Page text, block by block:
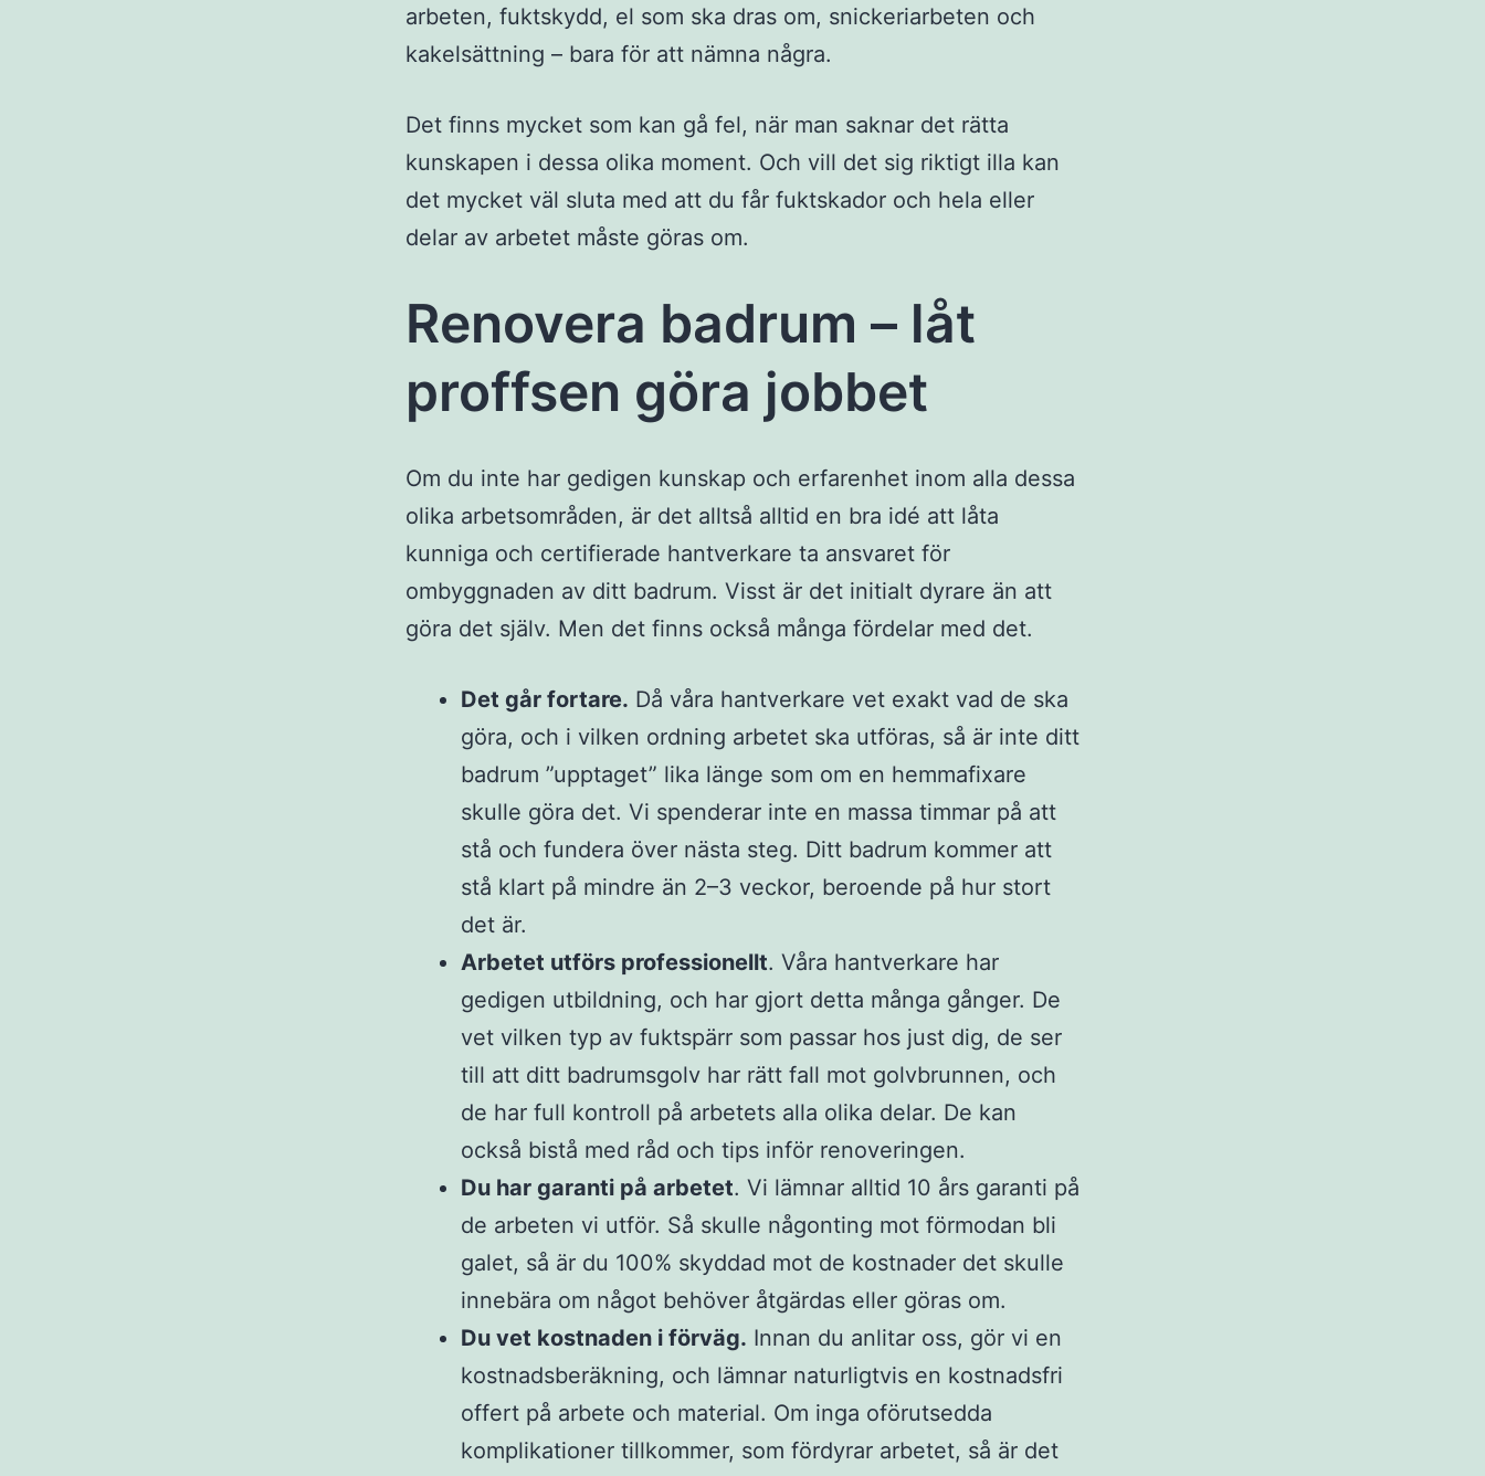
arbeten, fuktskydd, el som ska dras om, snickeriarbeten och
kakelsättning – bara för att nämna några.
Det finns mycket som kan gå fel, när man saknar det rätta
kunskapen i dessa olika moment. Och vill det sig riktigt illa kan
det mycket väl sluta med att du får fuktskador och hela eller
delar av arbetet måste göras om.
Renovera badrum – låt
proffsen göra jobbet
Om du inte har gedigen kunskap och erfarenhet inom alla dessa
olika arbetsområden, är det alltså alltid en bra idé att låta
kunniga och certifierade hantverkare ta ansvaret för
ombyggnaden av ditt badrum. Visst är det initialt dyrare än att
göra det själv. Men det finns också många fördelar med det.
Det går fortare. Då våra hantverkare vet exakt vad de ska
göra, och i vilken ordning arbetet ska utföras, så är inte ditt
badrum ”upptaget” lika länge som om en hemmafixare
skulle göra det. Vi spenderar inte en massa timmar på att
stå och fundera över nästa steg. Ditt badrum kommer att
stå klart på mindre än 2–3 veckor, beroende på hur stort
det är.
Arbetet utförs professionellt. Våra hantverkare har
gedigen utbildning, och har gjort detta många gånger. De
vet vilken typ av fuktspärr som passar hos just dig, de ser
till att ditt badrumsgolv har rätt fall mot golvbrunnen, och
de har full kontroll på arbetets alla olika delar. De kan
också bistå med råd och tips inför renoveringen.
Du har garanti på arbetet. Vi lämnar alltid 10 års garanti på
de arbeten vi utför. Så skulle någonting mot förmodan bli
galet, så är du 100% skyddad mot de kostnader det skulle
innebära om något behöver åtgärdas eller göras om.
Du vet kostnaden i förväg. Innan du anlitar oss, gör vi en
kostnadsberäkning, och lämnar naturligtvis en kostnadsfri
offert på arbete och material. Om inga oförutsedda
komplikationer tillkommer, som fördyrar arbetet, så är det